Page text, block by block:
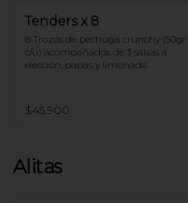
Tenders x 8
8 Trozos de pechuga crunchy (50gr
c/u) acompañados de 3 salsas a
elección, papas y limonada.
$45.900
Alitas